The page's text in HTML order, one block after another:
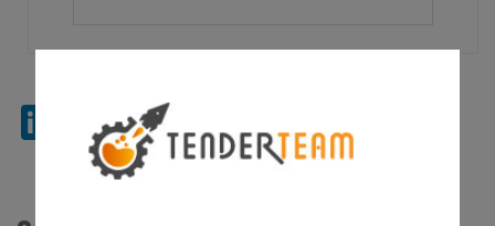
LinkedIn
Twitter
Facebook
EmailWhatsApp
Message
Copy
Link